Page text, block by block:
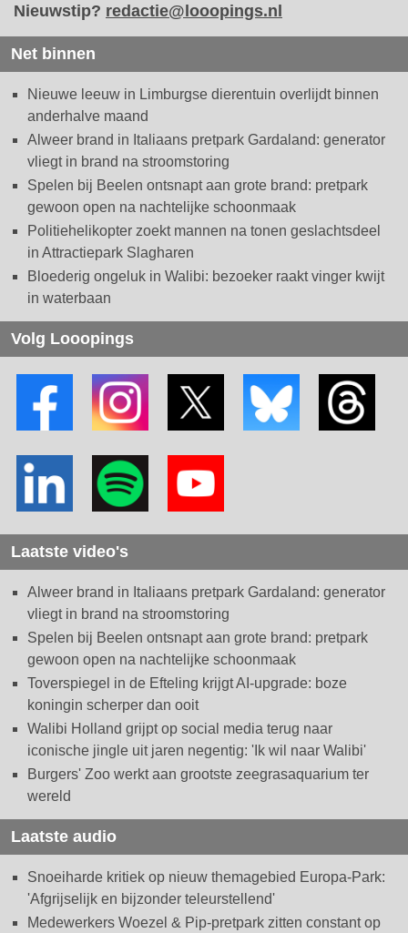
Nieuwstip? redactie@looopings.nl
Net binnen
Nieuwe leeuw in Limburgse dierentuin overlijdt binnen
anderhalve maand
Alweer brand in Italiaans pretpark Gardaland: generator
vliegt in brand na stroomstoring
Spelen bij Beelen ontsnapt aan grote brand: pretpark
gewoon open na nachtelijke schoonmaak
Politiehelikopter zoekt mannen na tonen geslachtsdeel
in Attractiepark Slagharen
Bloederig ongeluk in Walibi: bezoeker raakt vinger kwijt
in waterbaan
Volg Looopings
Laatste video's
Alweer brand in Italiaans pretpark Gardaland: generator
vliegt in brand na stroomstoring
Spelen bij Beelen ontsnapt aan grote brand: pretpark
gewoon open na nachtelijke schoonmaak
Toverspiegel in de Efteling krijgt AI-upgrade: boze
koningin scherper dan ooit
Walibi Holland grijpt op social media terug naar
iconische jingle uit jaren negentig: 'Ik wil naar Walibi'
Burgers' Zoo werkt aan grootste zeegrasaquarium ter
wereld
Laatste audio
Snoeiharde kritiek op nieuw themagebied Europa-Park:
'Afgrijselijk en bijzonder teleurstellend'
Medewerkers Woezel & Pip-pretpark zitten constant op